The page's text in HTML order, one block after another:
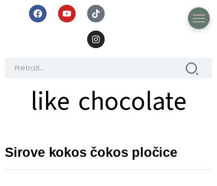
like chocolate
like chocolate
Sirove kokos čokos pločice